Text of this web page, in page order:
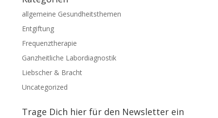
allgemeine Gesundheitsthemen
Entgiftung
Frequenztherapie
Ganzheitliche Labordiagnostik
Liebscher & Bracht
Uncategorized
Trage Dich hier für den Newsletter ein